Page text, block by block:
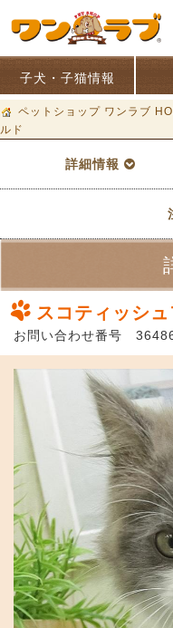
子犬・子猫情報
ペットショップ ワンラブ
ルド
詳細情報
スコティッシ
お問い合わせ番号